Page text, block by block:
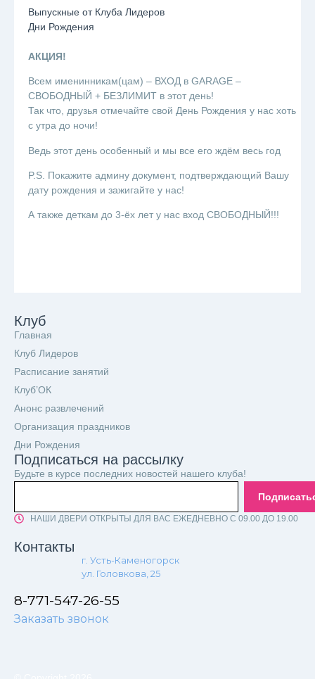
Выпускные от Клуба Лидеров
Дни Рождения
АКЦИЯ!
Всем именинникам(цам) – ВХОД в GARAGE –
СВОБОДНЫЙ + БЕЗЛИМИТ в этот день!
Так что, друзья отмечайте свой День Рождения у нас хоть
с утра до ночи!
Ведь этот день особенный и мы все его ждём весь год
P.S. Покажите админу документ, подтверждающий Вашу
дату рождения и зажигайте у нас!
А также деткам до 3-ёх лет у нас вход СВОБОДНЫЙ!!!
Клуб
Главная
Клуб Лидеров
Расписание занятий
Клуб’ОК
Анонс развлечений
Организация праздников
Дни Рождения
Подписаться на рассылку
Будьте в курсе последних новостей нашего клуба!
НАШИ ДВЕРИ ОТКРЫТЫ ДЛЯ ВАС ЕЖЕДНЕВНО С 09.00 ДО 19.00
Контакты
г. Усть-Каменогорск
ул. Головкова, 25
8-771-547-26-55
Заказать звонок